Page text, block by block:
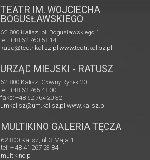
TEATR IM. WOJCIECHA
BOGUSŁAWSKIEGO
62-800 Kalisz, pl. Bogusławskiego 1
tel. +48 62 760 53 14
kasa@teatr.kalisz.pl www.teatr.kalisz.pl
URZĄD MIEJSKI - RATUSZ
62-800 Kalisz, Główny Rynek 20
tel. +48 62 765 43 00
faks: +48 62 764 20 32
umkalisz@um.kalisz.plwww.kalisz.pl
MULTIKINO GALERIA TĘCZA
62-800 Kalisz, ul. 3 Maja 1
tel. + 48 41 267 23 84
multikino.pl